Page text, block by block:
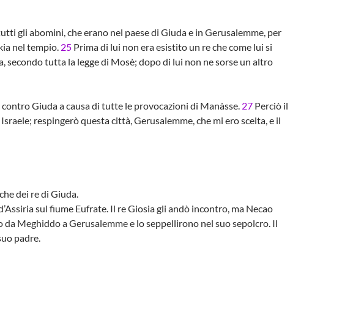
gli abomini, che erano nel paese di Giuda e in Gerusalemme, per
nel tempio. 25 Prima di lui non era esistito un re che come lui si
secondo tutta la legge di Mosè; dopo di lui non ne sorse un altro
Giuda a causa di tutte le provocazioni di Manàsse. 27 Perciò il
respingerò questa città, Gerusalemme, che mi ero scelta, e il
dei re di Giuda.
sul fiume Eufrate. Il re Giosia gli andò incontro, ma Necao
Meghiddo a Gerusalemme e lo seppellirono nel suo sepolcro. Il
padre.